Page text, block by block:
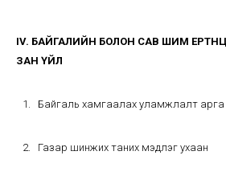
IV. БАЙГАЛИЙН БОЛОН САВ ШИМ
ЗАН ҮЙЛ
Байгаль хамгаалах уламжлалт арга
Газар шинжих таних мэдлэг ухаан